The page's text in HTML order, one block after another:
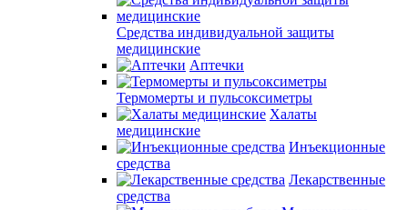
Средства индивидуальной защиты
медицинские
Аптечки
Термомерты и пульсоксиметры
Халаты
медицинские
Инъекционные
средства
Лекарственные
средства